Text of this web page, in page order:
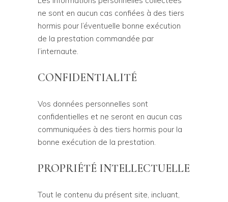
ne sont en aucun cas confiées à des tiers
hormis pour l’éventuelle bonne exécution
de la prestation commandée par
l’internaute.
CONFIDENTIALITÉ
Vos données personnelles sont
confidentielles et ne seront en aucun cas
communiquées à des tiers hormis pour la
bonne exécution de la prestation.
PROPRIÉTÉ INTELLECTUELLE
Tout le contenu du présent site, incluant,